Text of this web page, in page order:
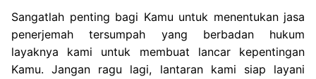
Sangatlah penting bagi Kamu untuk menentukan jasa
penerjemah tersumpah yang berbadan hukum
layaknya kami untuk membuat lancar kepentingan
Kamu. Jangan ragu lagi, lantaran kami siap layani